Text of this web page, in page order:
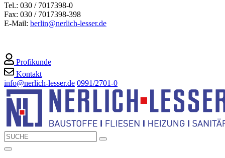
Tel.: 030 / 7017398-0
Fax: 030 / 7017398-398
E-Mail: berlin@nerlich-lesser.de
Profikunde
Kontakt
info@nerlich-lesser.de 0991/2701-0